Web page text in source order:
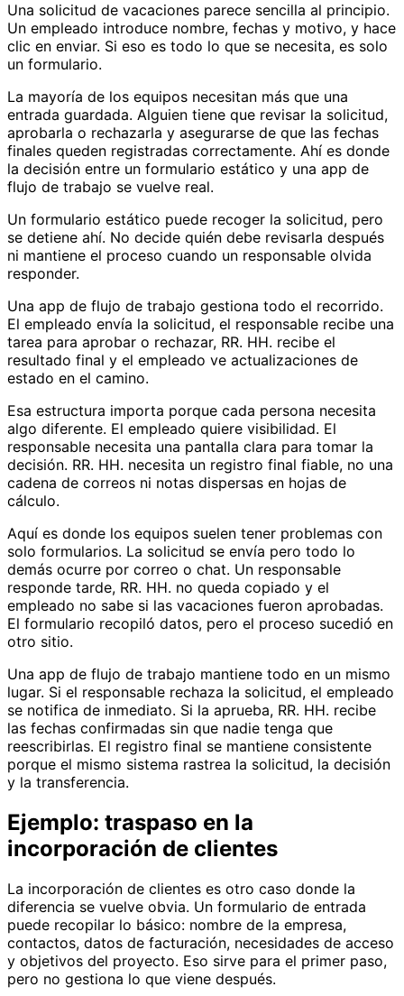
Una solicitud de vacaciones parece sencilla al principio.
Un empleado introduce nombre, fechas y motivo, y hace
clic en enviar. Si eso es todo lo que se necesita, es solo
un formulario.
La mayoría de los equipos necesitan más que una
entrada guardada. Alguien tiene que revisar la solicitud,
aprobarla o rechazarla y asegurarse de que las fechas
finales queden registradas correctamente. Ahí es donde
la decisión entre un formulario estático y una app de
flujo de trabajo se vuelve real.
Un formulario estático puede recoger la solicitud, pero
se detiene ahí. No decide quién debe revisarla después
ni mantiene el proceso cuando un responsable olvida
responder.
Una app de flujo de trabajo gestiona todo el recorrido.
El empleado envía la solicitud, el responsable recibe una
tarea para aprobar o rechazar, RR. HH. recibe el
resultado final y el empleado ve actualizaciones de
estado en el camino.
Esa estructura importa porque cada persona necesita
algo diferente. El empleado quiere visibilidad. El
responsable necesita una pantalla clara para tomar la
decisión. RR. HH. necesita un registro final fiable, no una
cadena de correos ni notas dispersas en hojas de
cálculo.
Aquí es donde los equipos suelen tener problemas con
solo formularios. La solicitud se envía pero todo lo
demás ocurre por correo o chat. Un responsable
responde tarde, RR. HH. no queda copiado y el
empleado no sabe si las vacaciones fueron aprobadas.
El formulario recopiló datos, pero el proceso sucedió en
otro sitio.
Una app de flujo de trabajo mantiene todo en un mismo
lugar. Si el responsable rechaza la solicitud, el empleado
se notifica de inmediato. Si la aprueba, RR. HH. recibe
las fechas confirmadas sin que nadie tenga que
reescribirlas. El registro final se mantiene consistente
porque el mismo sistema rastrea la solicitud, la decisión
y la transferencia.
Ejemplo: traspaso en la
incorporación de clientes
La incorporación de clientes es otro caso donde la
diferencia se vuelve obvia. Un formulario de entrada
puede recopilar lo básico: nombre de la empresa,
contactos, datos de facturación, necesidades de acceso
y objetivos del proyecto. Eso sirve para el primer paso,
pero no gestiona lo que viene después.